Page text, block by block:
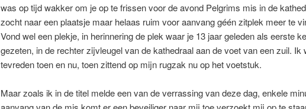
was op tijd wakker om je op te frissen voor de avond Pelgrims mis in de
zocht naar een plaatsje maar helaas ruim voor aanvang géén zitplek meer te
Vond wel een plekje, in herinnering de plek waar je 13 jaar geleden als eerste
gezeten, in de rechter zijvleugel van de kathedraal aan de voet van een zuil. Ik
tevreden toen en nu, toen zittend op mijn rugzak nu op het voetstuk.
Maar zoals ik in de titel melde een van de verrassing van deze dag, enkele